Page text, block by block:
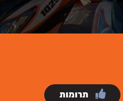
תרומות